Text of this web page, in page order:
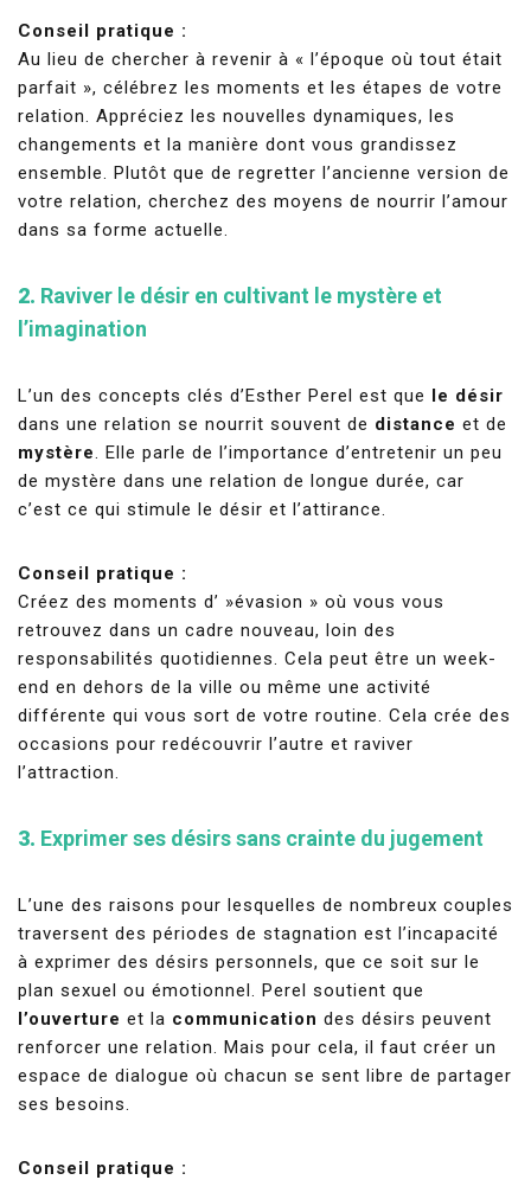
Conseil pratique :
Au lieu de chercher à revenir à « l’époque où tout était
parfait », célébrez les moments et les étapes de votre
relation. Appréciez les nouvelles dynamiques, les
changements et la manière dont vous grandissez
ensemble. Plutôt que de regretter l’ancienne version de
votre relation, cherchez des moyens de nourrir l’amour
dans sa forme actuelle.
2. Raviver le désir en cultivant le mystère et
l’imagination
L’un des concepts clés d’Esther Perel est que le désir
dans une relation se nourrit souvent de distance et de
mystère. Elle parle de l’importance d’entretenir un peu
de mystère dans une relation de longue durée, car
c’est ce qui stimule le désir et l’attirance.
Conseil pratique :
Créez des moments d’ »évasion » où vous vous
retrouvez dans un cadre nouveau, loin des
responsabilités quotidiennes. Cela peut être un week-
end en dehors de la ville ou même une activité
différente qui vous sort de votre routine. Cela crée des
occasions pour redécouvrir l’autre et raviver
l’attraction.
3. Exprimer ses désirs sans crainte du jugement
L’une des raisons pour lesquelles de nombreux couples
traversent des périodes de stagnation est l’incapacité
à exprimer des désirs personnels, que ce soit sur le
plan sexuel ou émotionnel. Perel soutient que
l’ouverture et la communication des désirs peuvent
renforcer une relation. Mais pour cela, il faut créer un
espace de dialogue où chacun se sent libre de partager
ses besoins.
Conseil pratique :